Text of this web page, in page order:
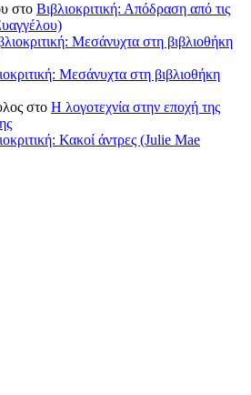
στο Βιβλιοκριτική: Απόδραση από τις
Μεσάνυχτα στη βιβλιοθήκη
Μεσάνυχτα στη βιβλιοθήκη
στο Η λογοτεχνία στην εποχή της
Κακοί άντρες (Julie Mae